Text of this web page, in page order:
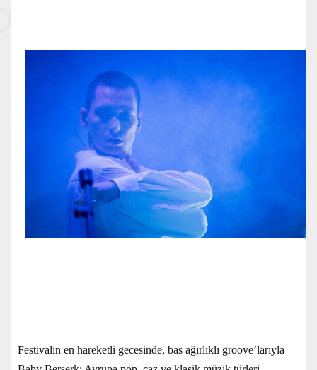
Festivalin en hareketli gecesinde, bas ağırlıklı groove’larıyla